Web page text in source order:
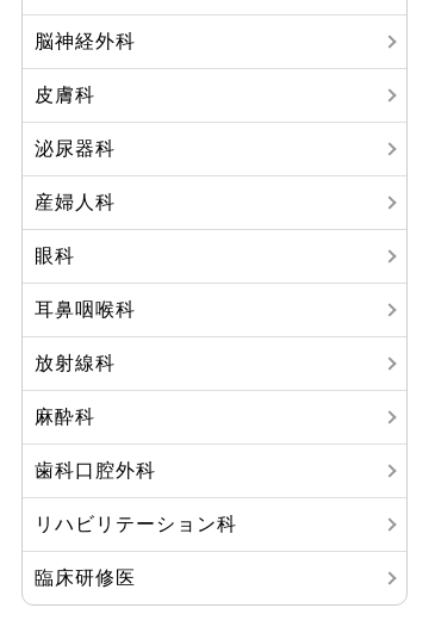
脳神経外科
皮膚科
泌尿器科
産婦人科
眼科
耳鼻咽喉科
放射線科
麻酔科
歯科口腔外科
リハビリテーション科
臨床研修医